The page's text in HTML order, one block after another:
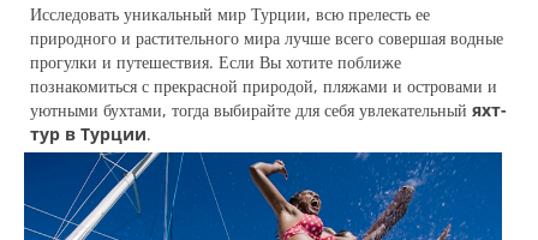
Исследовать уникальный мир Турции, всю прелесть ее
природного и растительного мира лучше всего совершая водные
прогулки и путешествия. Если Вы хотите поближе
познакомиться с прекрасной природой, пляжами и островами и
уютными бухтами, тогда выбирайте для себя увлекательный яхт-
тур в Турции.